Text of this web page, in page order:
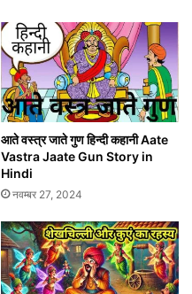
आते वस्त्र जाते गुण हिन्दी कहानी Aate
Vastra Jaate Gun Story in
Hindi
नवम्बर 27, 2024